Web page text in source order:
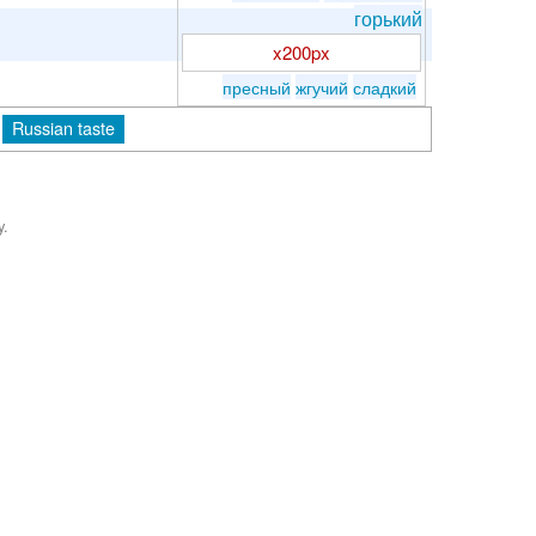
горький
x200px
пресный жгучий сладкий
Russian taste